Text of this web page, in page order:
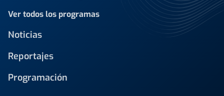
Ver todos los programas
Noticias
Reportajes
Programación